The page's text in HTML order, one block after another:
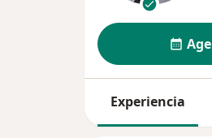
Experiencia